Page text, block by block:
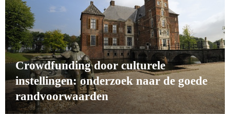
Crowdfunding door culturele
instellingen: onderzoek naar de goede
randvoorwaarden